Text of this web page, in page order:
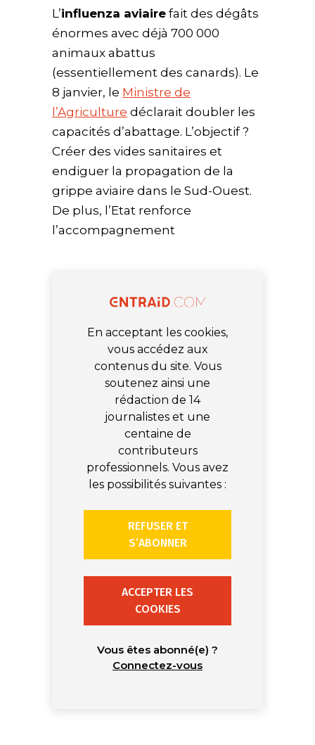
L’influenza aviaire fait des dégâts
énormes avec déjà 700 000
animaux abattus
(essentiellement des canards). Le
8 janvier, le Ministre de
l’Agriculture déclarait doubler les
capacités d’abattage. L’objectif ?
Créer des vides sanitaires et
endiguer la propagation de la
grippe aviaire dans le Sud-Ouest.
De plus, l’Etat renforce
l’accompagnement
En acceptant les cookies,
vous accédez aux
contenus du site. Vous
soutenez ainsi une
rédaction de 14
journalistes et une
centaine de
contributeurs
professionnels. Vous avez
les possibilités suivantes :
REFUSER ET
S’ABONNER
ACCEPTER LES
COOKIES
Vous êtes abonné(e) ?
Connectez-vous